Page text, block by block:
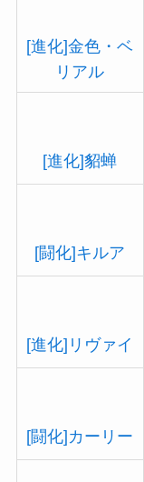
[進化]金色・ベ
リアル
[進化]貂蝉
[闘化]キルア
[進化]リヴァイ
[闘化]カーリー